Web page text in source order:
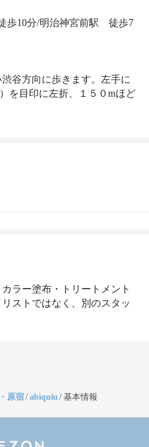
歩10分/明治神宮前駅　徒歩7
谷方向に歩きます。左手に
を目印に左折、１５０mほど
ラー塗布・トリートメント
ストではなく、別のスタッ
原宿/abiquiu /基本情報